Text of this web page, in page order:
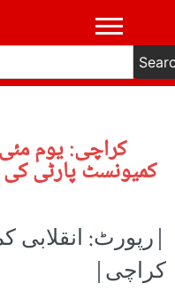
کمیونسٹ پارٹی
|رپورٹ: انقلابی
کراچی|